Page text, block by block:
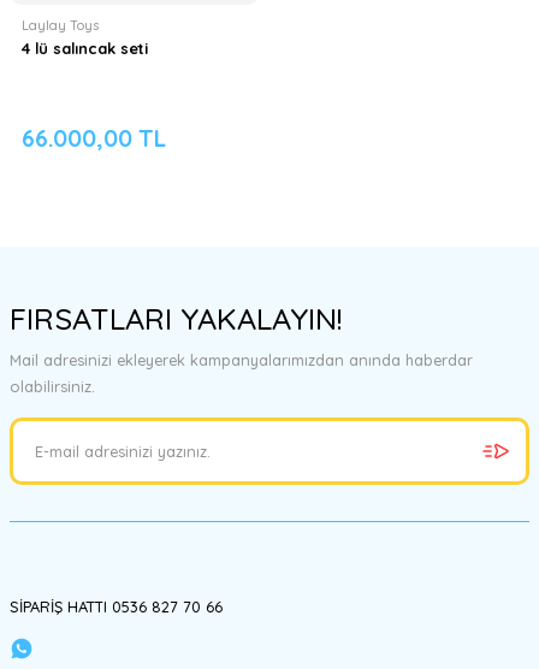
Laylay Toys
4 lü salıncak seti
66.000,00 TL
FIRSATLARI YAKALAYIN!
Mail adresinizi ekleyerek kampanyalarımızdan anında haberdar
olabilirsiniz.
SİPARİŞ HATTI 0536 827 70 66